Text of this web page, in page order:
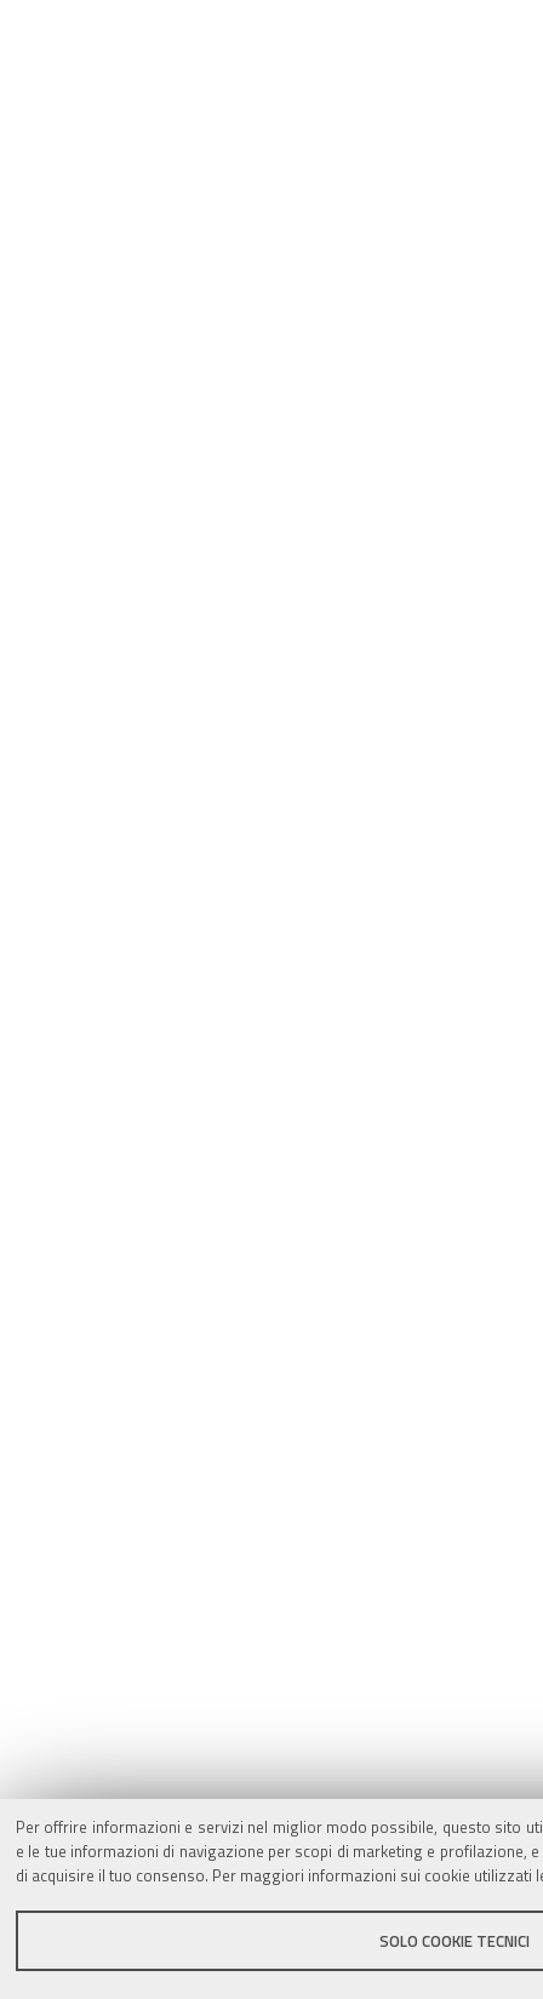
Per offrire informazioni e servizi nel miglior modo possibile, questo sito
e le tue informazioni di navigazione per scopi di marketing e
di acquisire il tuo consenso. Per maggiori informazioni sui cookie utilizzati
SOLO COOKIE TECNICI